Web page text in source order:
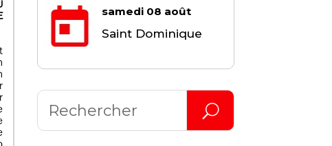
samedi 08 août
Saint Dominique